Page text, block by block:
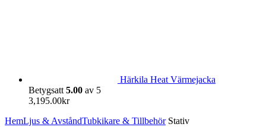
Härkila Heat Värmejacka
Betygsatt 5.00 av 5
3,195.00kr
HemLjus & AvståndTubkikare & TillbehörStativ